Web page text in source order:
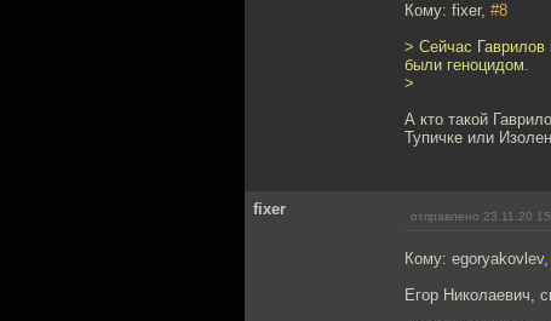
Кому: fixer, #8
> Сейчас
были геноцидом.
>
А кто такой
Тупичке или
fixer отправлено 23.11.20
Кому: egoryakovlev,
Егор Николаевич,